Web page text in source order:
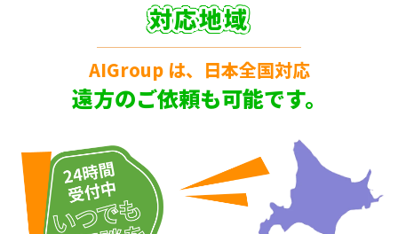
対応地域
AIGroup は、日本全国対応
遠方のご依頼も可能です。